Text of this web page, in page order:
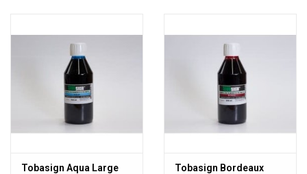
Tobasign Aqua Large
Tobasign Bordeaux